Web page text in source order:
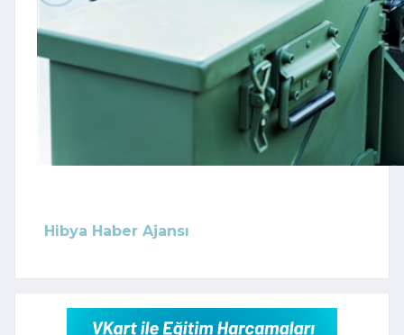
Hibya Haber Ajansı